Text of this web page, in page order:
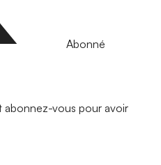
Abonné
abonnez-vous pour avoir